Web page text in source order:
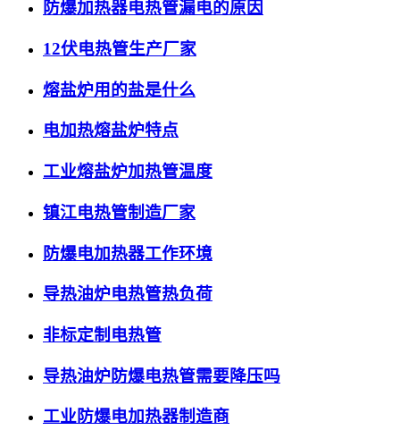
防爆加热器电热管漏电的原因
12伏电热管生产厂家
熔盐炉用的盐是什么
电加热熔盐炉特点
工业熔盐炉加热管温度
镇江电热管制造厂家
防爆电加热器工作环境
导热油炉电热管热负荷
非标定制电热管
导热油炉防爆电热管需要降压吗
工业防爆电加热器制造商